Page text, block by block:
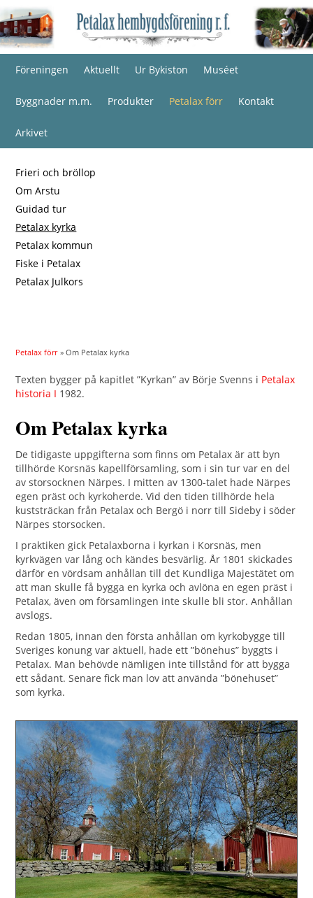
Föreningen Aktuellt Ur Bykiston Muséet
Byggnader m.m. Produkter Petalax förr Kontakt
Arkivet
Frieri och bröllop
Om Arstu
Guidad tur
Petalax kyrka
Petalax kommun
Fiske i Petalax
Petalax Julkors
Petalax förr » Om Petalax kyrka
Texten bygger på kapitlet ”Kyrkan” av Börje Svenns i Petalax
historia I 1982.
Om Petalax kyrka
De tidigaste uppgifterna som finns om Petalax är att byn
tillhörde Korsnäs kapellförsamling, som i sin tur var en del
av storsocknen Närpes. I mitten av 1300-talet hade Närpes
egen präst och kyrkoherde. Vid den tiden tillhörde hela
kuststräckan från Petalax och Bergö i norr till Sideby i söder
Närpes storsocken.
I praktiken gick Petalaxborna i kyrkan i Korsnäs, men
kyrkvägen var lång och kändes besvärlig. År 1801 skickades
därför en vördsam anhållan till det Kundliga Majestätet om
att man skulle få bygga en kyrka och avlöna en egen präst i
Petalax, även om församlingen inte skulle bli stor. Anhållan
avslogs.
Redan 1805, innan den första anhållan om kyrkobygge till
Sveriges konung var aktuell, hade ett ”bönehus” byggts i
Petalax. Man behövde nämligen inte tillstånd för att bygga
ett sådant. Senare fick man lov att använda ”bönehuset”
som kyrka.